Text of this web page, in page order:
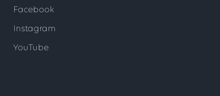
Facebook
Instagram
YouTube